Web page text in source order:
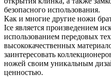
безопасного использования.
Как и многие другие ножи
Ice является произведением
использованием передовых
высококачественных
заинтересовать
ножей своим уникальным
ценностью.